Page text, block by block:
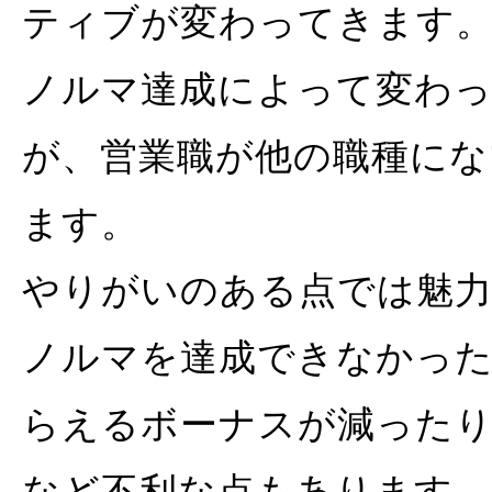
ティブが変わってきます
ノルマ達成によって変わ
が、営業職が他の職種に
ます。
やりがいのある点では魅
ノルマを達成できなかっ
らえるボーナスが減った